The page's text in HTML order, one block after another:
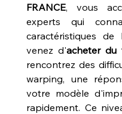
FRANCE, vous
experts qui
caractéristiques
venez d'acheter du
rencontrez des
warping, une
votre modèle
rapidement. Ce